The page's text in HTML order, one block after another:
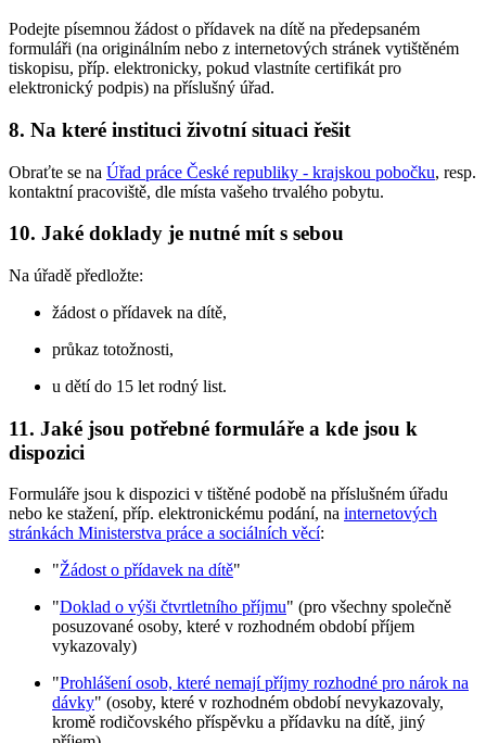
Podejte písemnou žádost o přídavek na dítě na předepsaném
formuláři (na originálním nebo z internetových stránek vytištěném
tiskopisu, příp. elektronicky, pokud vlastníte certifikát pro
elektronický podpis) na příslušný úřad.
8. Na které instituci životní situaci řešit
Obraťte se na Úřad práce České republiky - krajskou pobočku, resp.
kontaktní pracoviště, dle místa vašeho trvalého pobytu.
10. Jaké doklady je nutné mít s sebou
Na úřadě předložte:
žádost o přídavek na dítě,
průkaz totožnosti,
u dětí do 15 let rodný list.
11. Jaké jsou potřebné formuláře a kde jsou k
dispozici
Formuláře jsou k dispozici v tištěné podobě na příslušném úřadu
nebo ke stažení, příp. elektronickému podání, na internetových
stránkách Ministerstva práce a sociálních věcí:
"Žádost o přídavek na dítě"
"Doklad o výši čtvrtletního příjmu" (pro všechny společně
posuzované osoby, které v rozhodném období příjem
vykazovaly)
"Prohlášení osob, které nemají příjmy rozhodné pro nárok na
dávky" (osoby, které v rozhodném období nevykazovaly,
kromě rodičovského příspěvku a přídavku na dítě, jiný